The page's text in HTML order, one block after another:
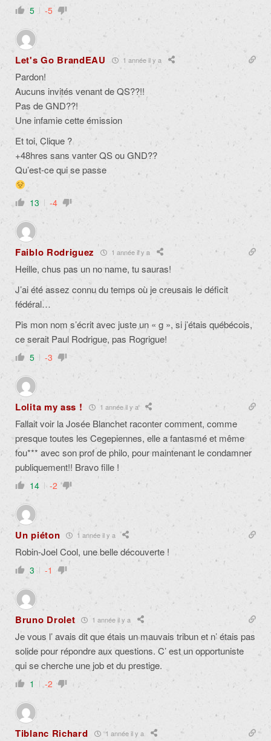
5 -5
Let's Go BrandEAU 1 année il y a
Pardon!
Aucuns invités venant de QS??!!
Pas de GND??!
Une infamie cette émission
Et toi, Clique ?
+48hres sans vanter QS ou GND??
Qu’est-ce qui se passe
13 -4
Faiblo Rodriguez 1 année il y a
Heille, chus pas un no name, tu sauras!
J’ai été assez connu du temps où je creusais le déficit
fédéral…
Pis mon nom s’écrit avec juste un « g », si j’étais québécois,
ce serait Paul Rodrigue, pas Rogrigue!
5 -3
Lolita my ass ! 1 année il y a
Fallait voir la Josée Blanchet raconter comment, comme
presque toutes les Cegepiennes, elle a fantasmé et même
fou*** avec son prof de philo, pour maintenant le condamner
publiquement!! Bravo fille !
14 -2
Un piéton 1 année il y a
Robin-Joel Cool, une belle découverte !
3 -1
Bruno Drolet 1 année il y a
Je vous l’ avais dit que étais un mauvais tribun et n’ étais pas
solide pour répondre aux questions. C’ est un opportuniste
qui se cherche une job et du prestige.
1 -2
Tiblanc Richard 1 année il y a